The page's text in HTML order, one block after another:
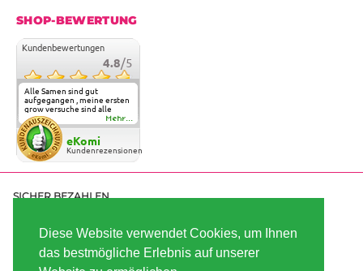
Diese Website verwendet Cookies, um Ihnen
das bestmögliche Erlebnis auf unserer
SHOP-BEWERTUNG
Kundenbewertungen
4.8/5
Alle Samen sind gut
aufgegangen , meine ersten
grow versuche sind alle
geglückt. Die Sorten und
Anbieter Vielfalt
überzeugen sehr . Werde
wohl immer hier bestellen !
Mehr...
eKomi
Kundenrezensionen
SICHER BEZAHLEN
SCHNELL VERSENDET